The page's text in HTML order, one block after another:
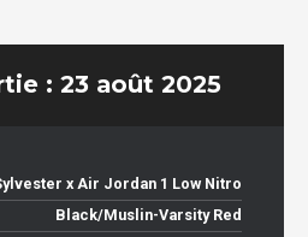
: 23 août 2025
x Air Jordan 1 Low Nitro
Black/Muslin-Varsity Red